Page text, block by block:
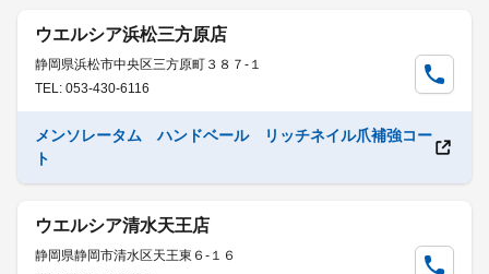
ウエルシア浜松三方原店
静岡県浜松市中央区三方原町３８７-１
TEL: 053-430-6116
メンソレータム ハンドベール リッチネイル爪補強コー
ト
ウエルシア清水天王店
静岡県静岡市清水区天王東６-１６